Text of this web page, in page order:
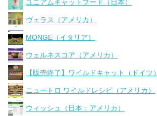
ユニアムキャットフード（日本）
ヴェラス（アメリカ）
MONGE（イタリア）
ウェルネスコア（アメリカ）
【販売終了】ワイルドキャット（ドイツ）
ニュートロ ワイルドレシピ（アメリカ）
ウィッシュ（日本：アメリカ）